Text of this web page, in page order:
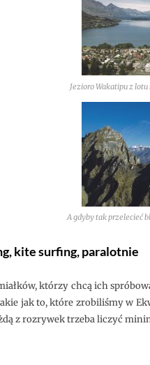
Jezioro Wakatipu z
A gdyby tak przelecieć
kite surfing, paralotnie
którzy chcą ich
jak to, które zrobiliśmy w
z rozrywek trzeba liczyć